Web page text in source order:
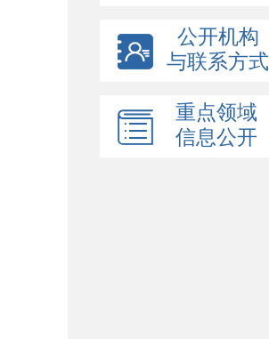
公开机构
与联系方式
重点领域
信息公开